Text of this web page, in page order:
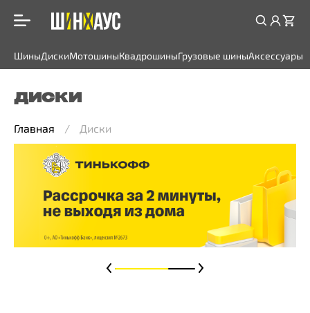
ШиныДискиМотошиныКвадрошиныГрузовые шиныАксессуары
ДИСКИ
Главная Диски